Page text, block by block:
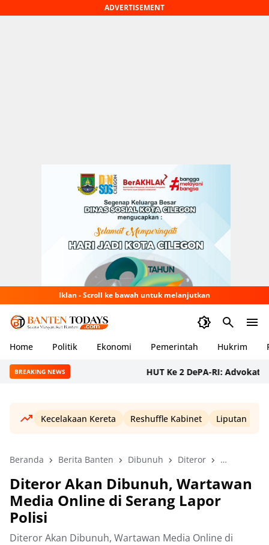
ADVERTISEMENT
Iklan - Scroll ke bawah untuk melanjutkan
Home Politik Ekonomi Pemerintah Hukrim
BREAKING NEWS HUT Ke 2 DePA-RI: Advokat
Kecelakaan Kereta Reshuffle Kabinet Liputan Haji
Beranda Berita Banten Dibunuh Diteror Lapor Polisi
Diteror Akan Dibunuh, Wartawan
Media Online di Serang Lapor
Polisi
Diteror Akan Dibunuh, Wartawan Media Online di